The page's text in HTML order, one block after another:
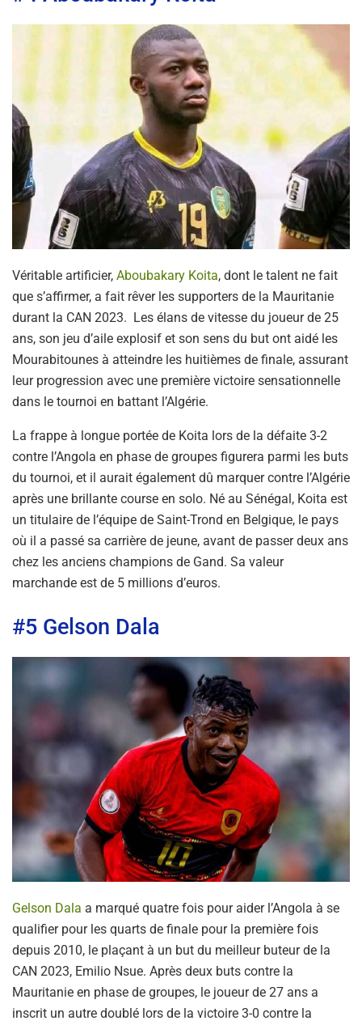
Véritable artificier, Aboubakary Koita, dont le talent ne fait
que s’affirmer, a fait rêver les supporters de la Mauritanie
durant la CAN 2023. Les élans de vitesse du joueur de 25
ans, son jeu d’aile explosif et son sens du but ont aidé les
Mourabitounes à atteindre les huitièmes de finale, assurant
leur progression avec une première victoire sensationnelle
dans le tournoi en battant l’Algérie.
La frappe à longue portée de Koita lors de la défaite 3-2
contre l’Angola en phase de groupes figurera parmi les buts
du tournoi, et il aurait également dû marquer contre l’Algérie
après une brillante course en solo. Né au Sénégal, Koita est
un titulaire de l’équipe de Saint-Trond en Belgique, le pays
où il a passé sa carrière de jeune, avant de passer deux ans
chez les anciens champions de Gand. Sa valeur
marchande est de 5 millions d’euros.
#5 Gelson Dala
Gelson Dala a marqué quatre fois pour aider l’Angola à se
qualifier pour les quarts de finale pour la première fois
depuis 2010, le plaçant à un but du meilleur buteur de la
CAN 2023, Emilio Nsue. Après deux buts contre la
Mauritanie en phase de groupes, le joueur de 27 ans a
inscrit un autre doublé lors de la victoire 3-0 contre la